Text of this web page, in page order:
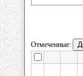
Отмеченные: